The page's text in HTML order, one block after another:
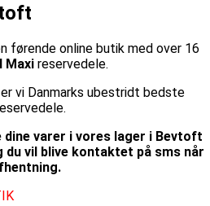
førende online butik med over 16
Maxi reservedele.
er vi Danmarks ubestridt bedste
varer i vores lager i Bevtoft
du vil blive kontaktet på sms når